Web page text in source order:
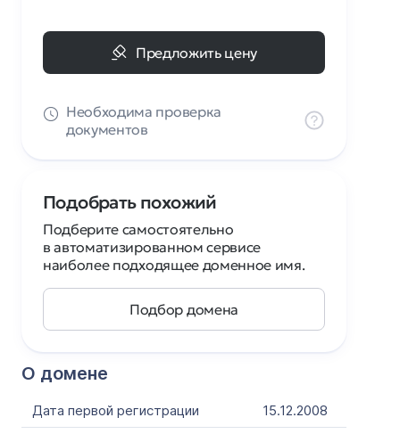
О домене
Дата первой регистрации
15.12.2008
Предложить цену
Необходима проверка
документов
Подобрать похожий
Подберите самостоятельно
в автоматизированном сервисе
наиболее подходящее доменное имя.
Подбор домена